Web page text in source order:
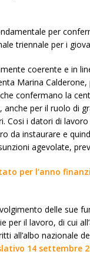
per
triennale per i
coerente e in
Marina Calderone,
confermano la
per il ruolo di
Cosi i datori di
da instaurare e
agevolate,
per l’anno
delle sue
per il lavoro, di cui
all’albo nazionale
14 settembre